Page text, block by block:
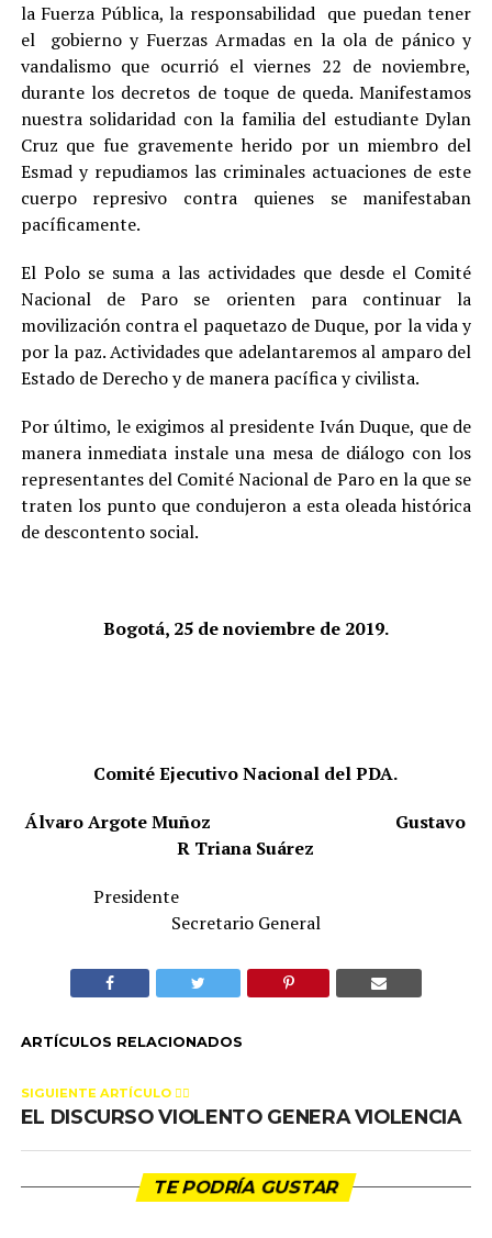
la Fuerza Pública, la responsabilidad que puedan tener
el gobierno y Fuerzas Armadas en la ola de pánico y
vandalismo que ocurrió el viernes 22 de noviembre,
durante los decretos de toque de queda. Manifestamos
nuestra solidaridad con la familia del estudiante Dylan
Cruz que fue gravemente herido por un miembro del
Esmad y repudiamos las criminales actuaciones de este
cuerpo represivo contra quienes se manifestaban
pacíficamente.
El Polo se suma a las actividades que desde el Comité
Nacional de Paro se orienten para continuar la
movilización contra el paquetazo de Duque, por la vida y
por la paz. Actividades que adelantaremos al amparo del
Estado de Derecho y de manera pacífica y civilista.
Por último, le exigimos al presidente Iván Duque, que de
manera inmediata instale una mesa de diálogo con los
representantes del Comité Nacional de Paro en la que se
traten los punto que condujeron a esta oleada histórica
de descontento social.
Bogotá, 25 de noviembre de 2019.
Comité Ejecutivo Nacional del PDA.
Álvaro Argote Muñoz
Gustavo
R Triana Suárez
Presidente
Secretario General
ARTÍCULOS RELACIONADOS
SIGUIENTE ARTÍCULO 👈🏻
EL DISCURSO VIOLENTO GENERA VIOLENCIA
TE PODRÍA GUSTAR